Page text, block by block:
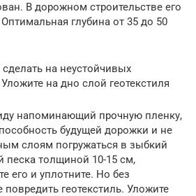
В дорожном строительстве его
глубина от 35 до 50
на неустойчивых
на дно слой геотекстиля
напоминающий прочную пленку,
будущей дорожки и не
слоям погружаться в зыбкий
песка толщиной 10-15 см,
его и уплотните. Но без
геотекстиль. Уложите